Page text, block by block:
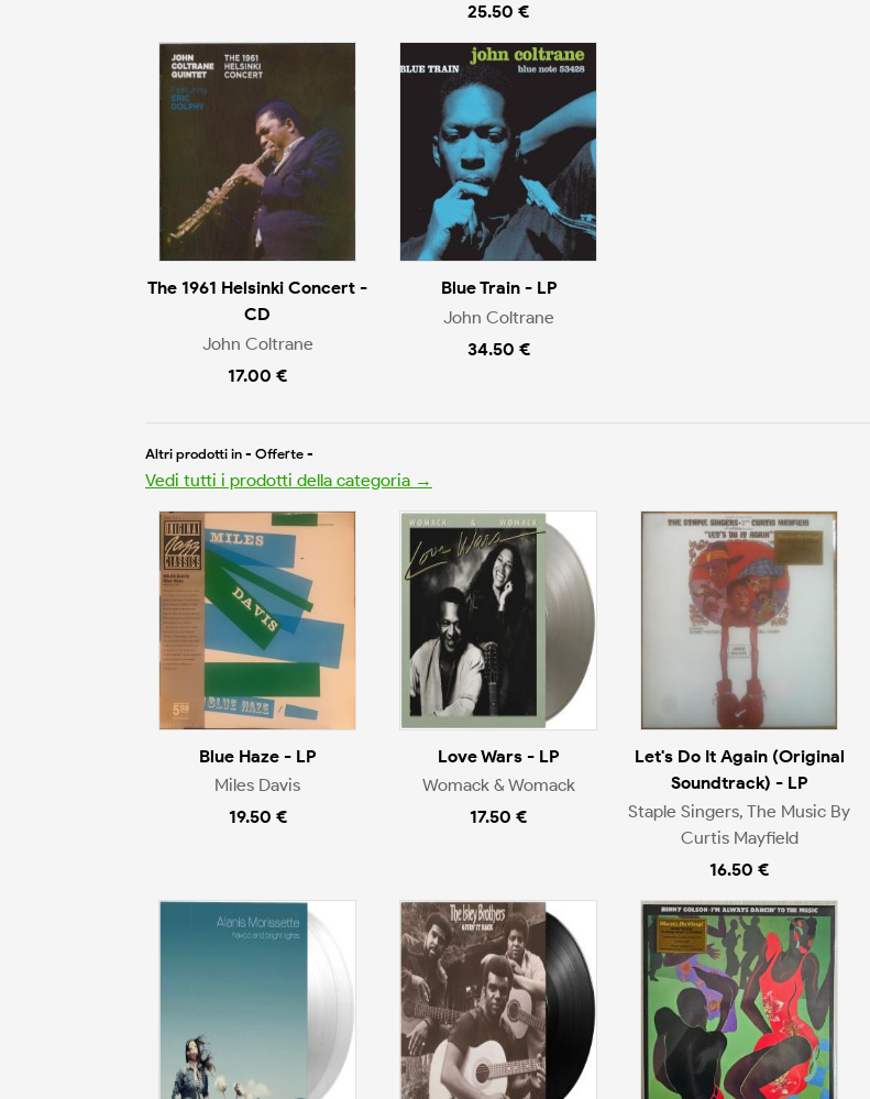
25.50 €
The 1961 Helsinki Concert -
CD
John Coltrane
17.00 €
Blue Train - LP
John Coltrane
34.50 €
Altri prodotti in - Offerte -
Vedi tutti i prodotti della categoria →
Blue Haze - LP
Miles Davis
19.50 €
Love Wars - LP
Womack & Womack
17.50 €
Let's Do It Again (Original
Soundtrack) - LP
Staple Singers, The Music By
Curtis Mayfield
16.50 €